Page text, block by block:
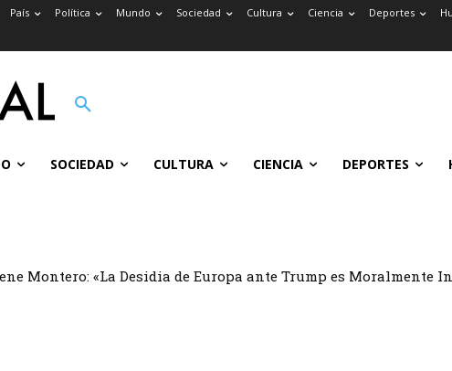
País Política Mundo Sociedad Cultura Ciencia Deportes
SOCIEDAD CULTURA CIENCIA DEPORTES
Montero: «La Desidia de Europa ante Trump es Moralmente